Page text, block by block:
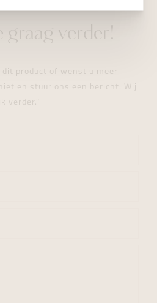
graag verder!
dit product of wenst u meer
en stuur ons een bericht. Wij
verder."